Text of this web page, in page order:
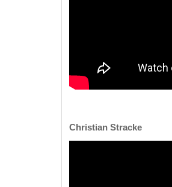
Christian Stracke